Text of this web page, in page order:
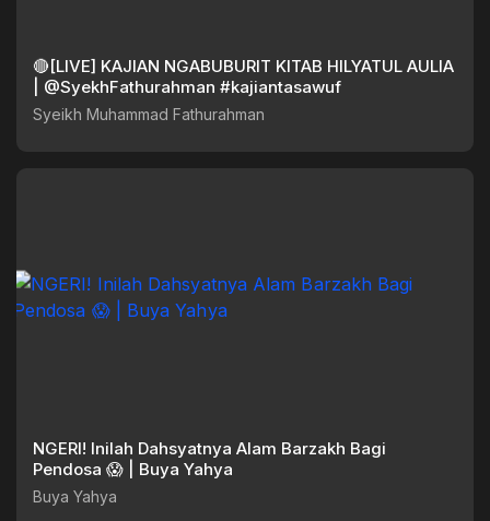
🔴[LIVE] KAJIAN NGABUBURIT KITAB HILYATUL AULIA
| @SyekhFathurahman #kajiantasawuf
Syeikh Muhammad Fathurahman
NGERI! Inilah Dahsyatnya Alam Barzakh Bagi
Pendosa 😱 | Buya Yahya
Buya Yahya